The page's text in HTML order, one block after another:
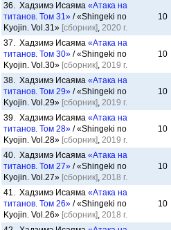
36. Хадзимэ Исаяма «Атака на
титанов. Том 31» / «Shingeki no
Kyojin. Vol.31» [сборник], 2020 г.
10
37. Хадзимэ Исаяма «Атака на
титанов. Том 30» / «Shingeki no
Kyojin. Vol.30» [сборник], 2019 г.
10
38. Хадзимэ Исаяма «Атака на
титанов. Том 29» / «Shingeki no
Kyojin. Vol.29» [сборник], 2019 г.
10
39. Хадзимэ Исаяма «Атака на
титанов. Том 28» / «Shingeki no
Kyojin. Vol.28» [сборник], 2019 г.
10
40. Хадзимэ Исаяма «Атака на
титанов. Том 27» / «Shingeki no
Kyojin. Vol.27» [сборник], 2018 г.
10
41. Хадзимэ Исаяма «Атака на
титанов. Том 26» / «Shingeki no
Kyojin. Vol.26» [сборник], 2018 г.
10